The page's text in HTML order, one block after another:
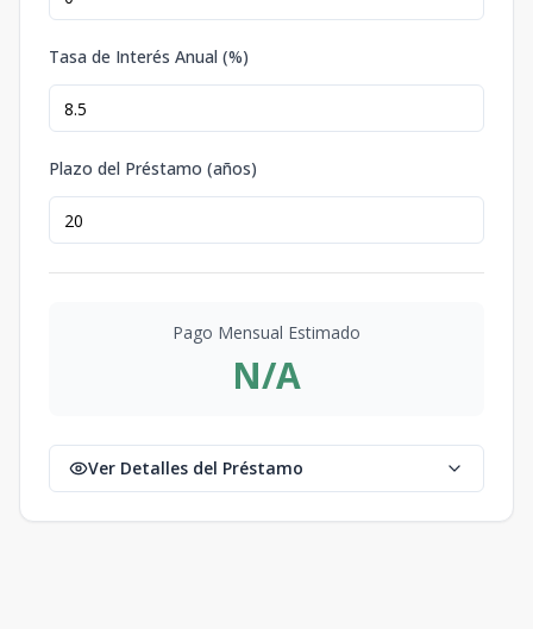
Tasa de Interés Anual (%)
Plazo del Préstamo (años)
Pago Mensual Estimado
N/A
Ver Detalles del Préstamo